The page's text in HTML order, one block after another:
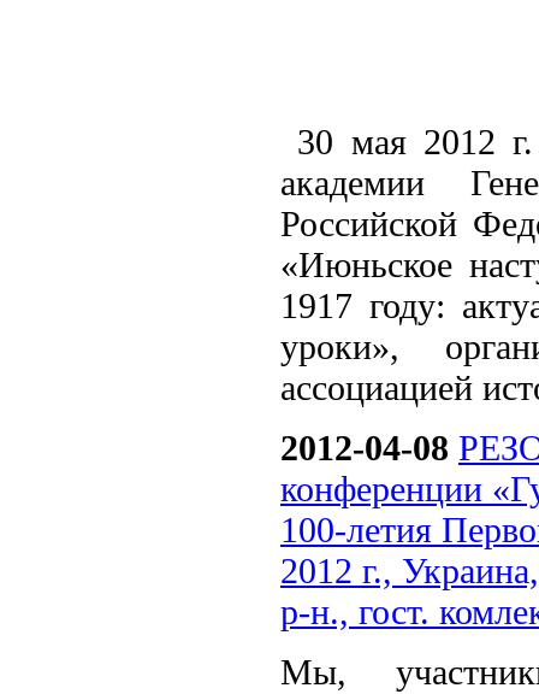
30 мая 2012
академии
Российской
«Июньское
1917 году:
уроки»,
ассоциацией
2012-04-08
конференции
100-летия
2012 г.,
р-н., гост.
Мы,